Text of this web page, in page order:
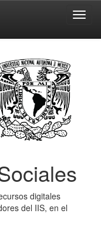
digitales
del IIS, en el